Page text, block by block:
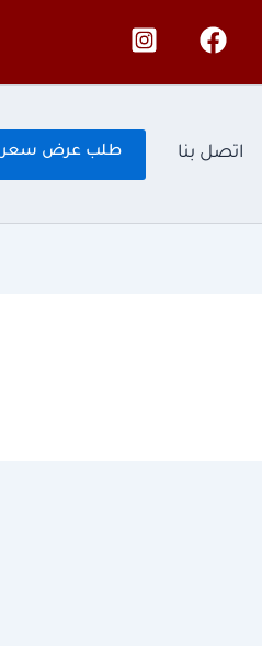
اتصل بنا طلب عرض سعر